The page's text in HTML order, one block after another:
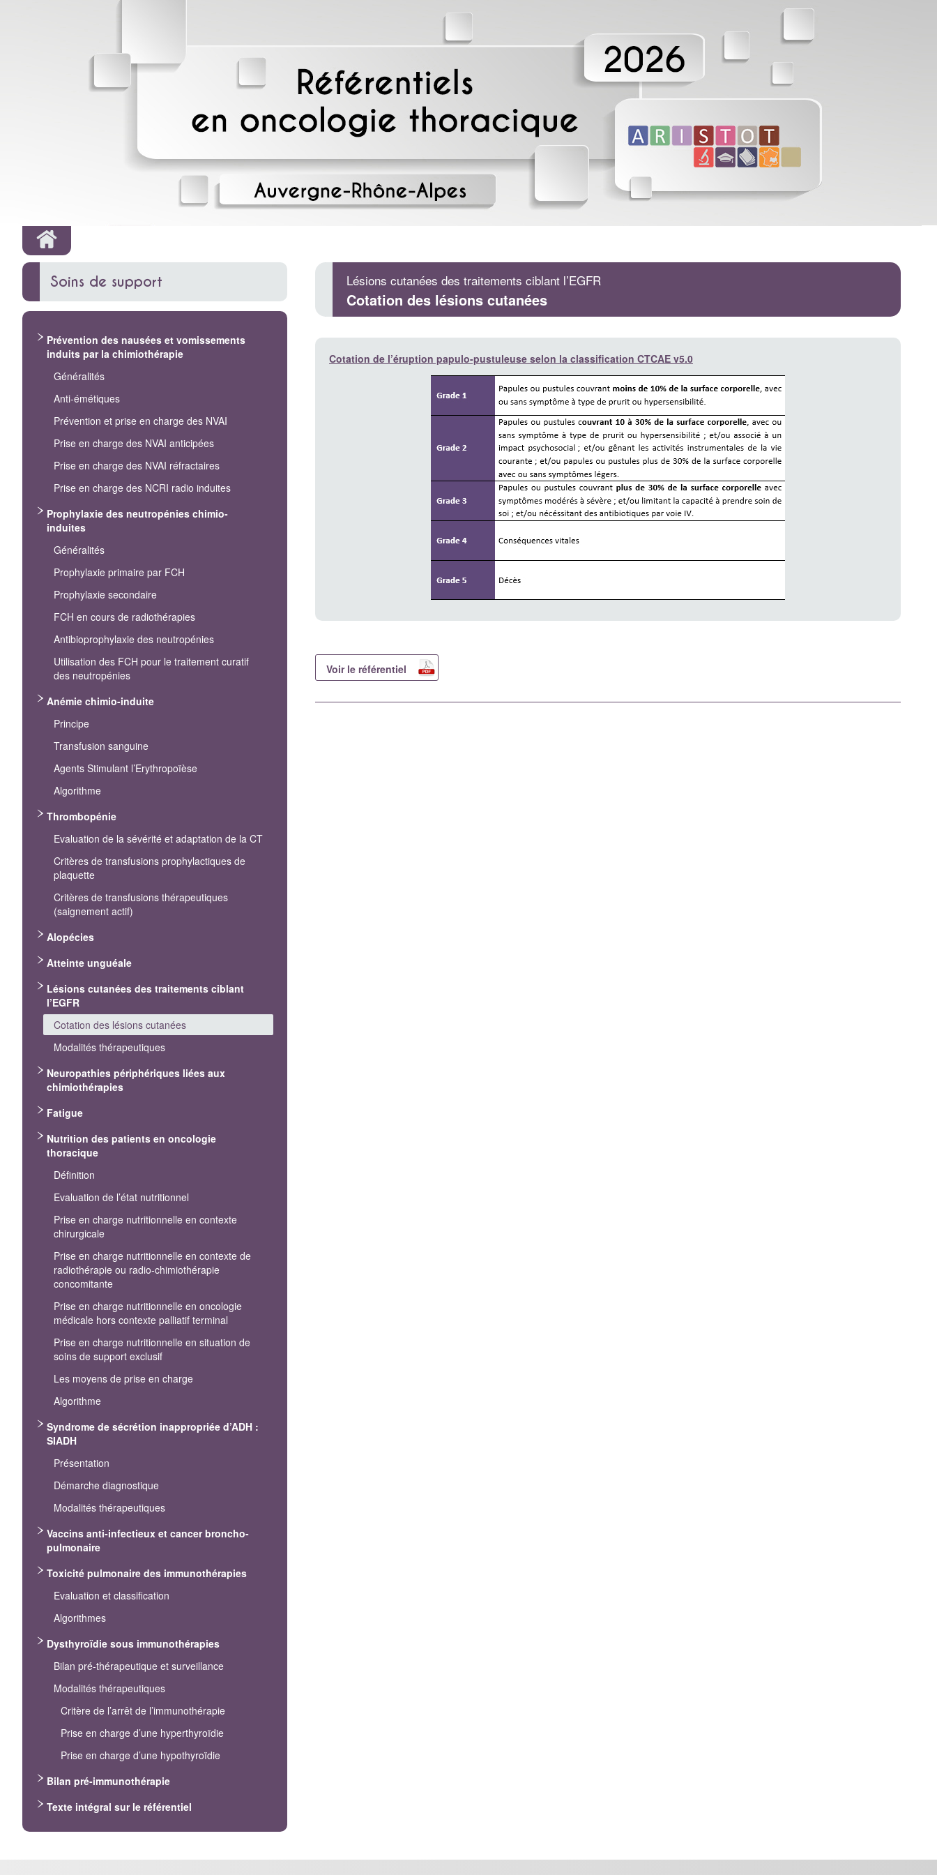
Soins de support
Prévention des nausées et vomissements
induits par la chimiothérapie
Généralités
Anti-émétiques
Prévention et prise en charge des NVAI
Prise en charge des NVAI anticipées
Prise en charge des NVAI réfractaires
Prise en charge des NCRI radio induites
Prophylaxie des neutropénies chimio-
induites
Généralités
Prophylaxie primaire par FCH
Prophylaxie secondaire
FCH en cours de radiothérapies
Antibioprophylaxie des neutropénies
Utilisation des FCH pour le traitement curatif
des neutropénies
Anémie chimio-induite
Principe
Transfusion sanguine
Agents Stimulant l’Erythropoïèse
Algorithme
Thrombopénie
Evaluation de la sévérité et adaptation de la CT
Critères de transfusions prophylactiques de
plaquette
Critères de transfusions thérapeutiques
(saignement actif)
Alopécies
Atteinte unguéale
Lésions cutanées des traitements ciblant
l’EGFR
Cotation des lésions cutanées
Modalités thérapeutiques
Neuropathies périphériques liées aux
chimiothérapies
Fatigue
Nutrition des patients en oncologie
thoracique
Définition
Evaluation de l’état nutritionnel
Prise en charge nutritionnelle en contexte
chirurgicale
Prise en charge nutritionnelle en contexte de
radiothérapie ou radio‐chimiothérapie
concomitante
Prise en charge nutritionnelle en oncologie
médicale hors contexte palliatif terminal
Prise en charge nutritionnelle en situation de
soins de support exclusif
Les moyens de prise en charge
Algorithme
Syndrome de sécrétion inappropriée d’ADH :
SIADH
Présentation
Démarche diagnostique
Modalités thérapeutiques
Vaccins anti-infectieux et cancer broncho-
pulmonaire
Toxicité pulmonaire des immunothérapies
Evaluation et classification
Algorithmes
Dysthyroïdie sous immunothérapies
Bilan pré-thérapeutique et surveillance
Modalités thérapeutiques
Critère de l’arrêt de l’immunothérapie
Prise en charge d’une hyperthyroïdie
Prise en charge d’une hypothyroïdie
Bilan pré-immunothérapie
Texte intégral sur le référentiel
Lésions cutanées des traitements ciblant l’EGFR
Cotation des lésions cutanées
Cotation de l’éruption papulo-pustuleuse selon la classification CTCAE v5.0
Voir le référentiel